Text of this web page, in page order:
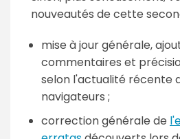
nouveautés de cette
mise à jour générale,
commentaires et
selon l'actualité récente
navigateurs ;
correction générale de